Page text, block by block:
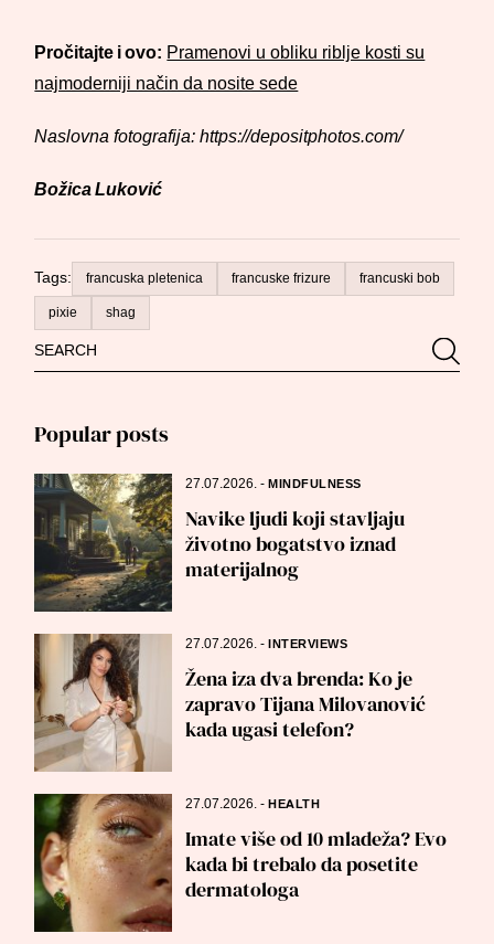
Search
for:
Popular posts
27.07.2026.-MINDFULNESS
Navike ljudi koji stavljaju
životno bogatstvo iznad
materijalnog
27.07.2026.-INTERVIEWS
Žena iza dva brenda: Ko je
zapravo Tijana Milovanović
kada ugasi telefon?
27.07.2026.-HEALTH
Imate više od 10 mladeža? Evo
kada bi trebalo da posetite
dermatologa
Pročitajte i ovo: Pramenovi u obliku riblje kosti su
najmoderniji način da nosite sede
Naslovna fotografija: https://depositphotos.com/
Božica Luković
Tags: francuska pletenica francuske frizure francuski bob
pixie shag